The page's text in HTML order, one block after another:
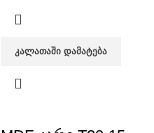
ᲙᲐᲚᲐᲗᲐᲨᲘ ᲓᲐᲛᲐᲢᲔᲑᲐ